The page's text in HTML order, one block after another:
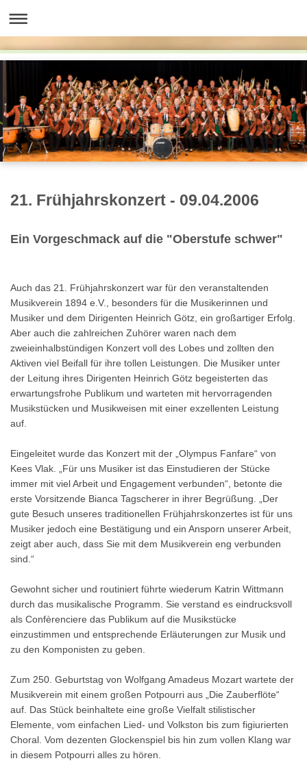
21. Frühjahrskonzert - 09.04.2006
Ein Vorgeschmack auf die "Oberstufe schwer"
Auch das 21. Frühjahrskonzert war für den veranstaltenden
Musikverein 1894 e.V., besonders für die Musikerinnen und
Musiker und dem Dirigenten Heinrich Götz, ein großartiger Erfolg.
Aber auch die zahlreichen Zuhörer waren nach dem
zweieinhalbstündigen Konzert voll des Lobes und zollten den
Aktiven viel Beifall für ihre tollen Leistungen. Die Musiker unter
der Leitung ihres Dirigenten Heinrich Götz begeisterten das
erwartungsfrohe Publikum und warteten mit hervorragenden
Musikstücken und Musikweisen mit einer exzellenten Leistung
auf.
Eingeleitet wurde das Konzert mit der „Olympus Fanfare“ von
Kees Vlak. „Für uns Musiker ist das Einstudieren der Stücke
immer mit viel Arbeit und Engagement verbunden“, betonte die
erste Vorsitzende Bianca Tagscherer in ihrer Begrüßung. „Der
gute Besuch unseres traditionellen Frühjahrskonzertes ist für uns
Musiker jedoch eine Bestätigung und ein Ansporn unserer Arbeit,
zeigt aber auch, dass Sie mit dem Musikverein eng verbunden
sind.“
Gewohnt sicher und routiniert führte wiederum Katrin Wittmann
durch das musikalische Programm. Sie verstand es eindrucksvoll
als Confèrenciere das Publikum auf die Musikstücke
einzustimmen und entsprechende Erläuterungen zur Musik und
zu den Komponisten zu geben.
Zum 250. Geburtstag von Wolfgang Amadeus Mozart wartete der
Musikverein mit einem großen Potpourri aus „Die Zauberflöte“
auf. Das Stück beinhaltete eine große Vielfalt stilistischer
Elemente, vom einfachen Lied- und Volkston bis zum figiurierten
Choral. Vom dezenten Glockenspiel bis hin zum vollen Klang war
in diesem Potpourri alles zu hören.